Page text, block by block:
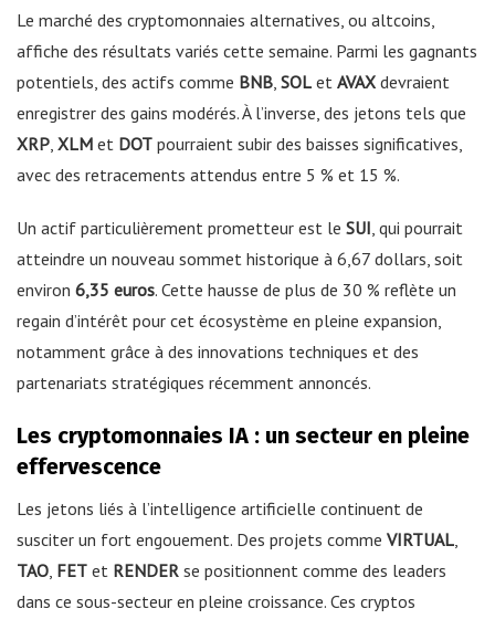
Le marché des cryptomonnaies alternatives, ou altcoins,
affiche des résultats variés cette semaine. Parmi les gagnants
potentiels, des actifs comme BNB SOL et AVAX devraient
enregistrer des gains modérés. À l’inverse, des jetons tels que
XRP XLM et DOT pourraient subir des baisses significatives,
avec des retracements attendus entre 5 % et 15 %.
Un actif particulièrement prometteur est le SUI , qui pourrait
atteindre un nouveau sommet historique à 6,67 dollars, soit
environ 6,35 euros. Cette hausse de plus de 30 % reflète un
regain d’intérêt pour cet écosystème en pleine expansion,
notamment grâce à des innovations techniques et des
partenariats stratégiques récemment annoncés.
Les cryptomonnaies IA : un secteur en pleine
effervescence
Les jetons liés à l’intelligence artificielle continuent de
susciter un fort engouement. Des projets comme VIRTUAL
TAO FET et RENDER se positionnent comme des leaders
dans ce sous-secteur en pleine croissance. Ces cryptos